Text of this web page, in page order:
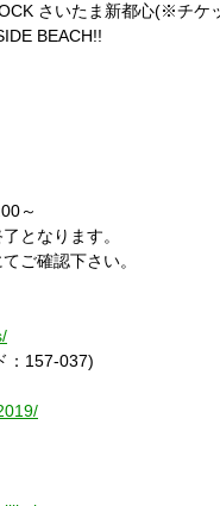
さいたま新都心(※チケ
BEACH!!
～
となります。
ご確認下さい。
：157-037)